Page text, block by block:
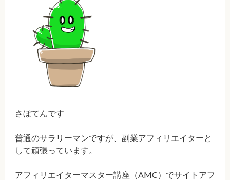
さぼてんです
普通のサラリーマンですが、副業アフィリエイターと
して頑張っています。
アフィリエイターマスター講座（AMC）でサイトアフ